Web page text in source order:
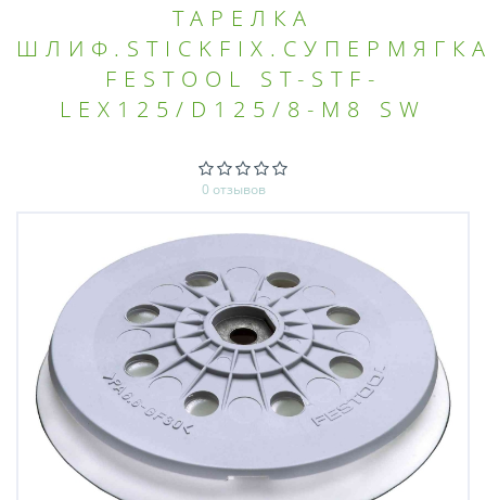
ТАРЕЛКА
FESTOOL ST-STF-
LEX125/D125/8-M8 SW
0 отзывов